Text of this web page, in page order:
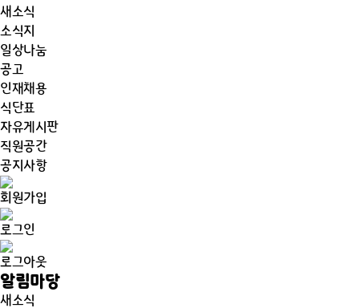
새소식
소식지
일상나눔
공고
인재채용
식단표
자유게시판
직원공간
공지사항
회원가입
로그인
로그아웃
알림마당
새소식